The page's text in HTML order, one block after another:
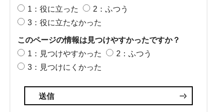
1：役に立った
2：ふつう
3：役に立たなかった
このページの情報は見つけやすかったですか？
1：見つけやすかった
2：ふつう
3：見つけにくかった